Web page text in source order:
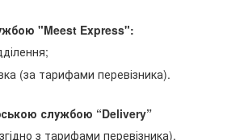
"Meest Express":
(за тарифами перевізника).
службою “Delivery”
з тарифами перевізника).